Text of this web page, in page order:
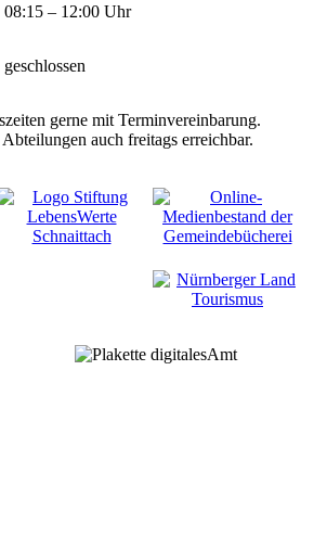
08:15 – 12:00 Uhr
geschlossen
gerne mit Terminvereinbarung.
auch freitags erreichbar.